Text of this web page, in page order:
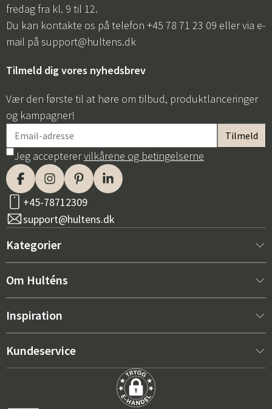
fredag fra kl. 9 til 12.
Du kan kontakte os på telefon +45 78 71 23 09 eller via e-
mail på support@hultens.dk
Tilmeld dig vores nyhedsbrev
Vær den første til at høre om tilbud, produktlanceringer
og kampagner!
Jeg accepterervilkårene og betingelserne
+45-78712309
support@hultens.dk
Kategorier
Nyt hos os
Indretning
Om Hulténs
Om Hulténs
Salgsafdeling
Inspiration
Bestsellere
De rigtige hynder til maksimal komfort – sådan vælger du
Kundeservice